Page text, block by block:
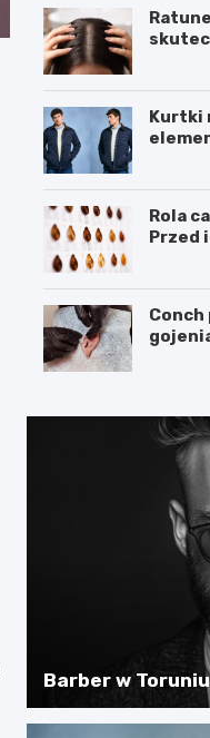
Kurtki
Rola
Przed
Barber w